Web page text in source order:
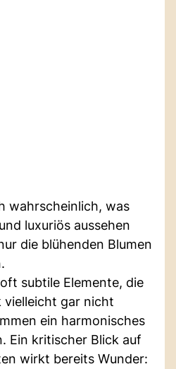
wahrscheinlich, was
luxuriös aussehen
die blühenden Blumen
subtile Elemente, die
vielleicht gar nicht
ein harmonisches
Ein kritischer Blick auf
wirkt bereits Wunder: